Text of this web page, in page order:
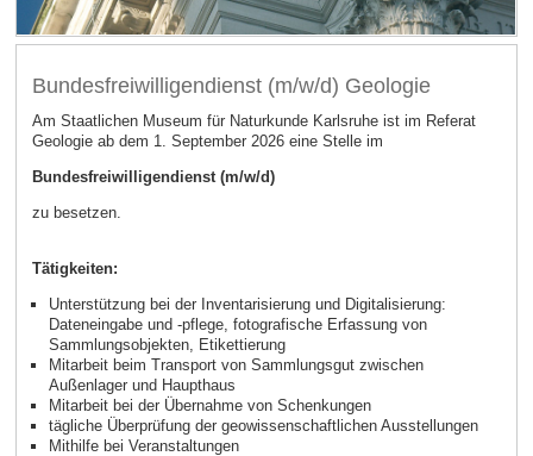
Bundesfreiwilligendienst (m/w/d) Geologie
Am Staatlichen Museum für Naturkunde Karlsruhe ist im Referat
Geologie ab dem 1. September 2026 eine Stelle im
Bundesfreiwilligendienst (m/w/d)
zu besetzen.
Tätigkeiten:
Unterstützung bei der Inventarisierung und Digitalisierung:
Dateneingabe und -pflege, fotografische Erfassung von
Sammlungsobjekten, Etikettierung
Mitarbeit beim Transport von Sammlungsgut zwischen
Außenlager und Haupthaus
Mitarbeit bei der Übernahme von Schenkungen
tägliche Überprüfung der geowissenschaftlichen Ausstellungen
Mithilfe bei Veranstaltungen